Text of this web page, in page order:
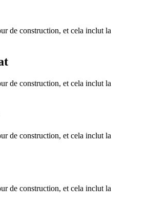
de construction, et cela inclut la
de construction, et cela inclut la
de construction, et cela inclut la
de construction, et cela inclut la